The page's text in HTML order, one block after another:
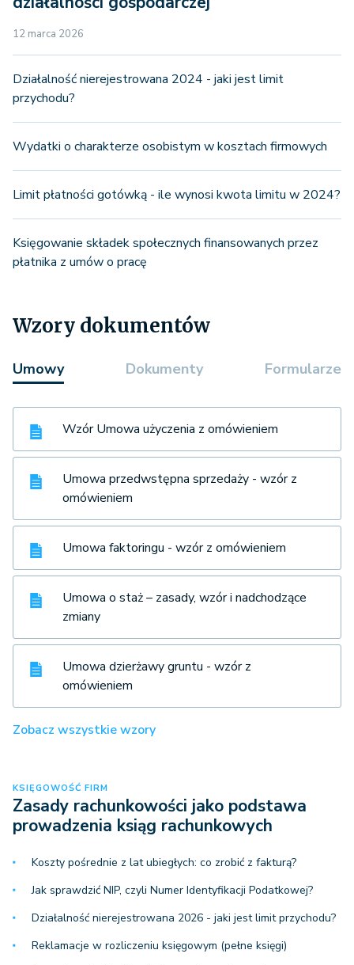
12 marca 2026
Działalność nierejestrowana 2024 - jaki jest limit
przychodu?
Wydatki o charakterze osobistym w kosztach firmowych
Limit płatności gotówką - ile wynosi kwota limitu w 2024?
Księgowanie składek społecznych finansowanych przez
płatnika z umów o pracę
Wzory dokumentów
Umowy Dokumenty Formularze
Wzór Umowa użyczenia z omówieniem
Umowa przedwstępna sprzedaży - wzór z
omówieniem
Umowa faktoringu - wzór z omówieniem
Umowa o staż – zasady, wzór i nadchodzące
zmiany
Umowa dzierżawy gruntu - wzór z
omówieniem
Zobacz wszystkie wzory
KSIĘGOWOŚĆ FIRM
Zasady rachunkowości jako podstawa
prowadzenia ksiąg rachunkowych
Koszty pośrednie z lat ubiegłych: co zrobić z fakturą?
Jak sprawdzić NIP, czyli Numer Identyfikacji Podatkowej?
Działalność nierejestrowana 2026 - jaki jest limit przychodu?
Reklamacje w rozliczeniu księgowym (pełne księgi)